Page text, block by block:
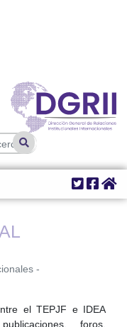
-
el TEPJF e IDEA
foros,